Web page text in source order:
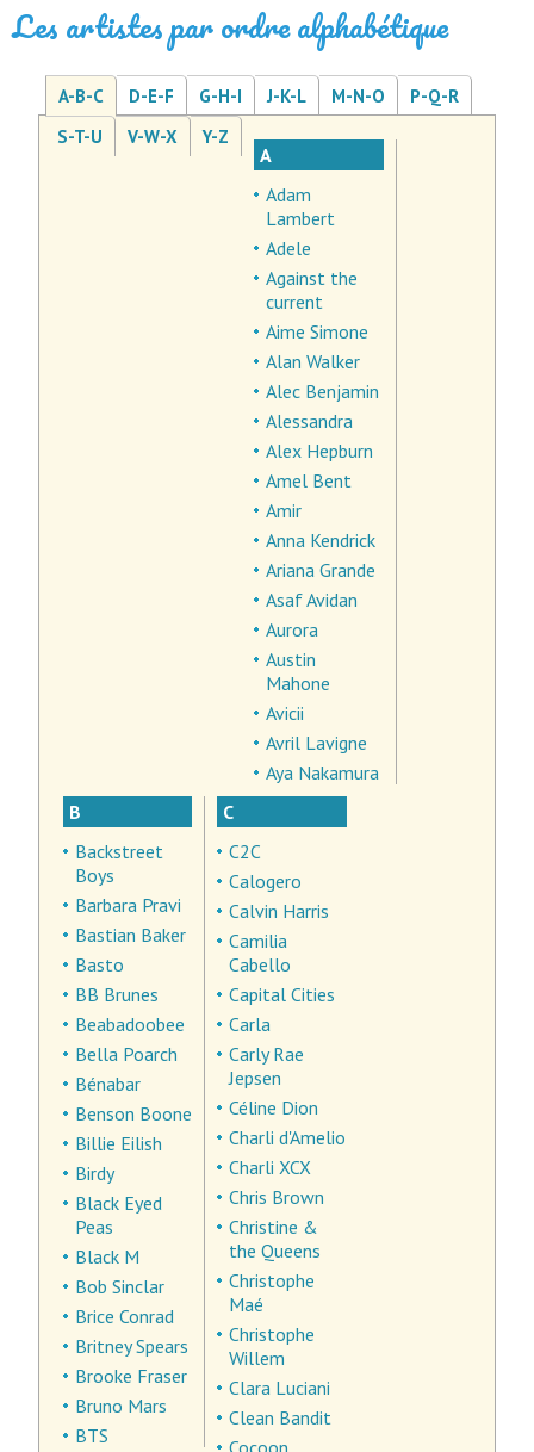
Les artistes par ordre alphabétique
A-B-C D-E-F G-H-I J-K-L M-N-O
P-Q-R
S-T-U
V-W-X Y-Z
A
Adam
Lambert
Adele
Against the
current
Aime Simone
Alan Walker
Alec Benjamin
Alessandra
Alex Hepburn
Amel Bent
Amir
Anna Kendrick
Ariana Grande
Asaf Avidan
Aurora
Austin
Mahone
Avicii
Avril Lavigne
Aya Nakamura
B
Backstreet
Boys
Barbara Pravi
Bastian Baker
Basto
BB Brunes
Beabadoobee
Bella Poarch
Bénabar
Benson Boone
Billie Eilish
Birdy
Black Eyed
Peas
Black M
Bob Sinclar
Brice Conrad
Britney Spears
Brooke Fraser
Bruno Mars
BTS
C
C2C
Calogero
Calvin Harris
Camilia
Cabello
Capital Cities
Carla
Carly Rae
Jepsen
Céline Dion
Charli d'Amelio
Charli XCX
Chris Brown
Christine &
the Queens
Christophe
Maé
Christophe
Willem
Clara Luciani
Clean Bandit